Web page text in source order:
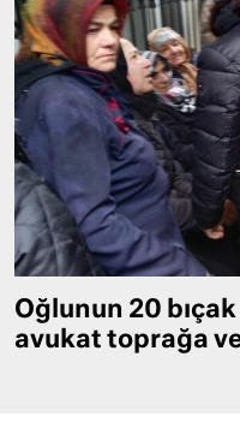
Oğlunun 20
avukat toprağa